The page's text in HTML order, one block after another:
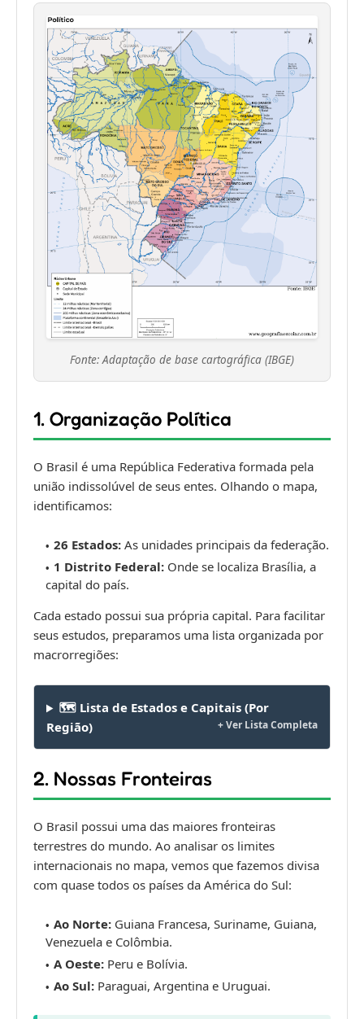
Fonte: Adaptação de base cartográfica (IBGE)
1. Organização Política
O Brasil é uma República Federativa formada pela
união indissolúvel de seus entes. Olhando o mapa,
identificamos:
26 Estados: As unidades principais da federação.
1 Distrito Federal: Onde se localiza Brasília, a
capital do país.
Cada estado possui sua própria capital. Para facilitar
seus estudos, preparamos uma lista organizada por
macrorregiões:
🗺️ Lista de Estados e Capitais (Por
Região)
2. Nossas Fronteiras
O Brasil possui uma das maiores fronteiras
terrestres do mundo. Ao analisar os limites
internacionais no mapa, vemos que fazemos divisa
com quase todos os países da América do Sul:
Ao Norte: Guiana Francesa, Suriname, Guiana,
Venezuela e Colômbia.
A Oeste: Peru e Bolívia.
Ao Sul: Paraguai, Argentina e Uruguai.